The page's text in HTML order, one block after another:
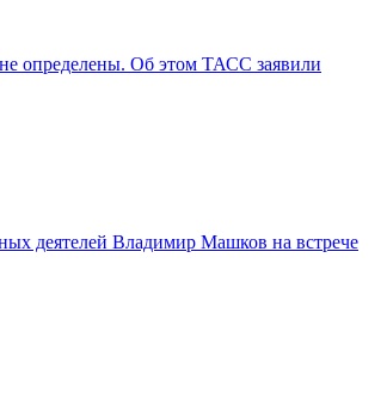
определены. Об этом ТАСС заявили
деятелей Владимир Машков на встрече